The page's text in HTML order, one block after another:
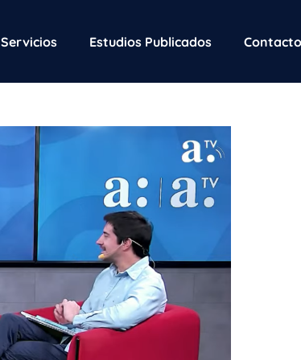
Servicios Estudios Publicados Contacto